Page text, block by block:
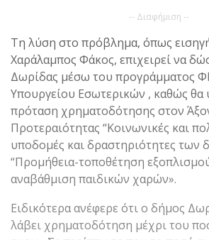
-- Διαφήμιση --
Τη λύση στο πρόβλημα, όπως
Χαράλαμπος Φάκος, επιχειρεί να
Δωρίδας μέσω του προγράμματος
Υπουργείου Εσωτερικών , καθώς θα
πρόταση χρηματοδότησης στον
Προτεραιότητας “Κοινωνικές και
υποδομές και δραστηριότητες των
“Προμήθεια-τοποθέτηση
αναβάθμιση παιδικών χαρών».
Ειδικότερα ανέφερε ότι ο δήμος
λάβει χρηματοδότηση μέχρι του